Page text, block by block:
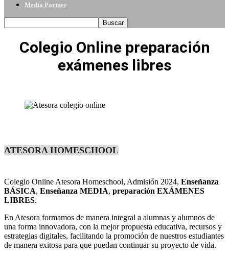
Media Partner
Colegio Online preparación
exámenes libres
ATESORA HOMESCHOOL
Colegio Online Atesora Homeschool, Admisión 2024, Enseñanza
BÁSICA, Enseñanza MEDIA, preparación EXÁMENES
LIBRES.
En Atesora formamos de manera integral a alumnas y alumnos de
una forma innovadora, con la mejor propuesta educativa, recursos y
estrategias digitales, facilitando la promoción de nuestros estudiantes
de manera exitosa para que puedan continuar su proyecto de vida.